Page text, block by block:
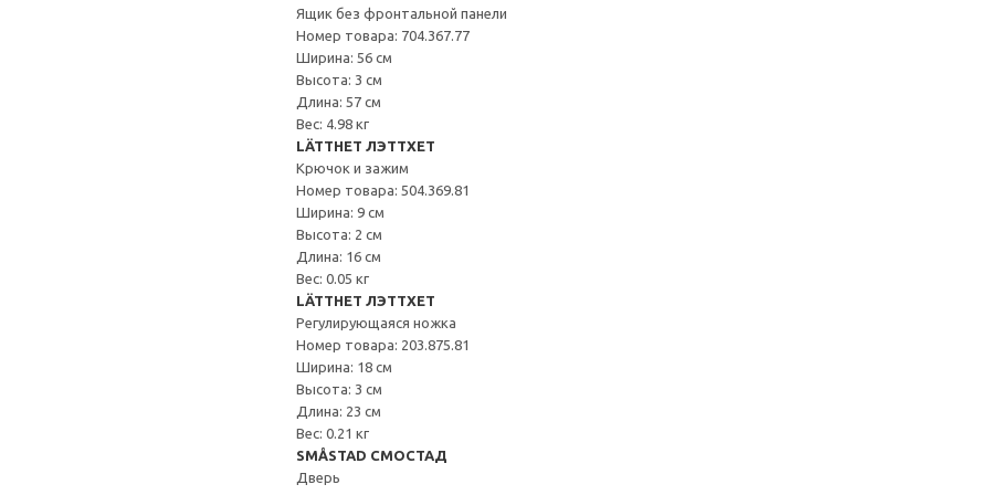
Ящик без фронтальной панели
Номер товара: 704.367.77
Ширина: 56 см
Высота: 3 см
Длина: 57 см
Вес: 4.98 кг
LÄTTHET ЛЭТТХЕТ
Крючок и зажим
Номер товара: 504.369.81
Ширина: 9 см
Высота: 2 см
Длина: 16 см
Вес: 0.05 кг
LÄTTHET ЛЭТТХЕТ
Регулирующаяся ножка
Номер товара: 203.875.81
Ширина: 18 см
Высота: 3 см
Длина: 23 см
Вес: 0.21 кг
SMÅSTAD СМОСТАД
Дверь